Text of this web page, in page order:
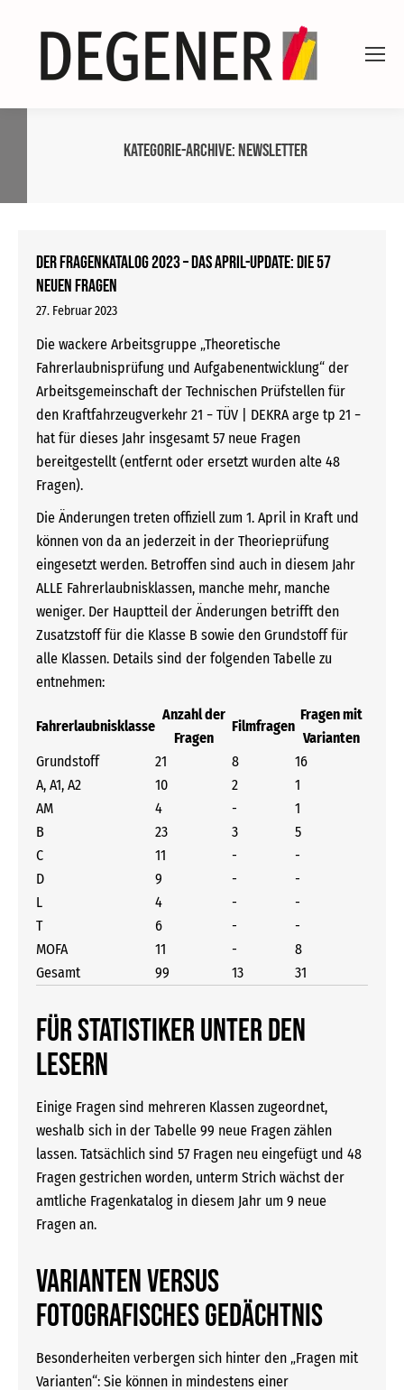
Kategorie-Archive:Newsletter
Der Fragenkatalog 2023 – das April-Update: Die 57
neuen Fragen
27. Februar 2023
Die wackere Arbeitsgruppe „Theoretische
Fahrerlaubnisprüfung und Aufgabenentwicklung“ der
Arbeitsgemeinschaft der Technischen Prüfstellen für
den Kraftfahrzeugverkehr 21 − TÜV | DEKRA arge tp 21 −
hat für dieses Jahr insgesamt 57 neue Fragen
bereitgestellt (entfernt oder ersetzt wurden alte 48
Fragen).
Die Änderungen treten offiziell zum 1. April in Kraft und
können von da an jederzeit in der Theorieprüfung
eingesetzt werden. Betroffen sind auch in diesem Jahr
ALLE Fahrerlaubnisklassen, manche mehr, manche
weniger. Der Hauptteil der Änderungen betrifft den
Zusatzstoff für die Klasse B sowie den Grundstoff für
alle Klassen. Details sind der folgenden Tabelle zu
entnehmen:
Fahrerlaubnisklasse
Anzahl der
Fragen
Filmfragen
Fragen mit
Varianten
Grundstoff
21 8
16
A, A1, A2
10 2
1
AM
4 -
1
B
23 3
5
C
11 -
-
D
9 -
-
L
4 -
-
T
6 -
-
MOFA
11 -
8
Gesamt
99 13 31
Für Statistiker unter den
Lesern
Einige Fragen sind mehreren Klassen zugeordnet,
weshalb sich in der Tabelle 99 neue Fragen zählen
lassen. Tatsächlich sind 57 Fragen neu eingefügt und 48
Fragen gestrichen worden, unterm Strich wächst der
amtliche Fragenkatalog in diesem Jahr um 9 neue
Fragen an.
Varianten versus
fotografisches Gedächtnis
Besonderheiten verbergen sich hinter den „Fragen mit
Varianten“: Sie können in mindestens einer